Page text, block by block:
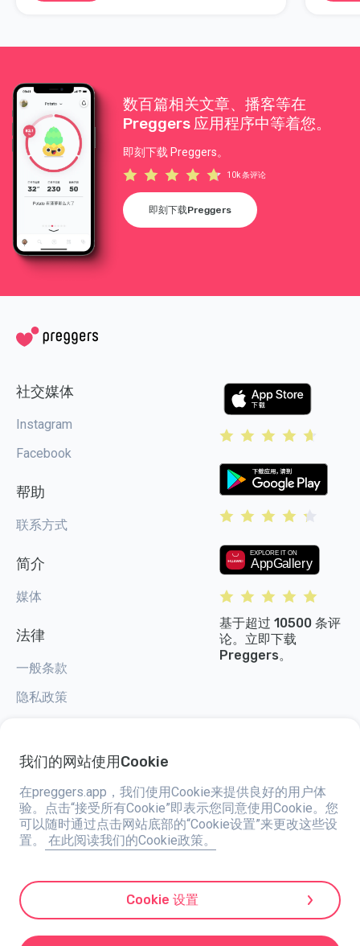
数百篇相关文章、播客等在
Preggers 应用程序中等着您。
即刻下载 Preggers。
10k 条评论
即刻下载Preggers
社交媒体
Instagram
Facebook
帮助
联系方式
简介
媒体
法律
一般条款
隐私政策
基于超过 10500 条评
论。立即下载
Preggers。
Preggers，由总部位于瑞典的应用程序工作室Stroller AB于2017年创建，旨
在简化全球准父母和新父母的育儿生活。通过一个多元化的团队和与专家的合
作，他们开发了易于使用的应用程序，已有超过两百万人使用。Preggers提
供独特的3D体验，为每个孕期阶段提供量身定制的更新、建议和工具。它还
市场中排名靠前，是一个值得信赖的资源。Stroller AB致力于创新并扩展其产
品，以满足父母不断变化的需求。
Preggers是Stroller AB的注册商标，Kivra：559106-0909，106 31 斯德哥尔
摩，瑞典。
我们的网站使用Cookie
在preggers.app，我们使用Cookie来提供良好的用户体
验。点击“接受所有Cookie”即表示您同意使用Cookie。您
可以随时通过点击网站底部的“Cookie设置”来更改这些设
置。
在此阅读我们的Cookie政策。
Cookie 设置